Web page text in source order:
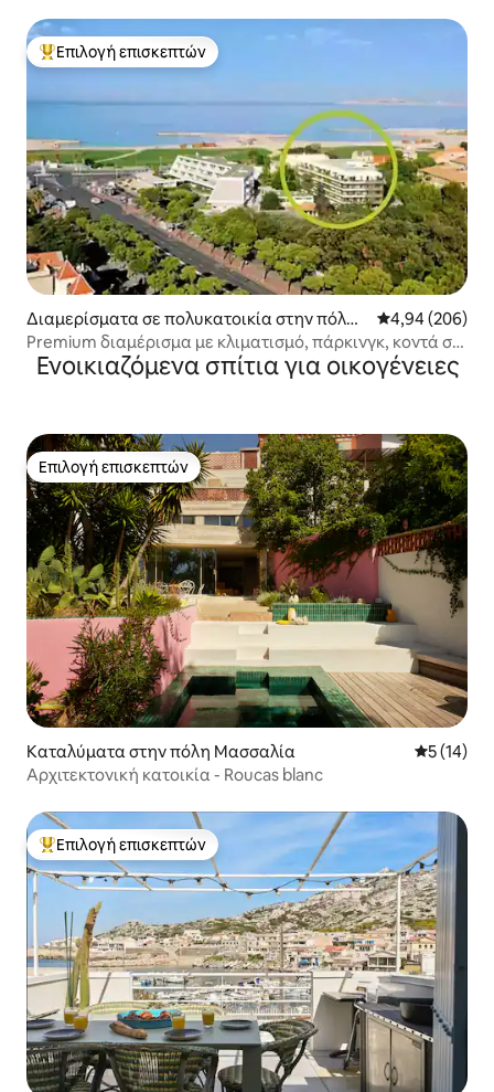
Κορυφαία επιλογή επισκεπτών
Επιλογή επισκεπτών
Διαμερίσματα σε πολυκατοικία στην πόλη
Μασσαλία
Μέση
4,94 (206)
Premium διαμέρισμα με κλιματισμό, πάρκινγκ, κοντά σε
παραλίες, στάδιο ποδηλασίας
Ενοικιαζόμενα σπίτια για οικογένειες
Επιλογή επισκεπτών
Επιλογή επισκεπτών
Καταλύματα στην πόλη Μασσαλία Μέση
5 (14)
Αρχιτεκτονική κατοικία - Roucas blanc
Κορυφαία επιλογή επισκεπτών
Επιλογή επισκεπτών